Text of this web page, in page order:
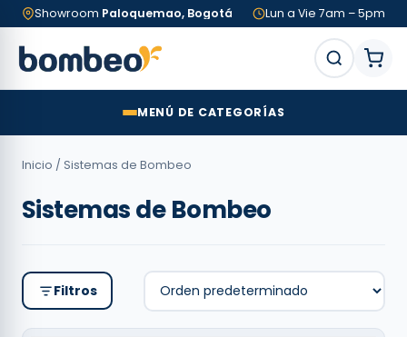
Showroom Paloquemao, Bogotá Lun a Vie 7am – 5pm
MENÚ DE CATEGORÍAS
Inicio / Sistemas de Bombeo
Sistemas de Bombeo
Filtros